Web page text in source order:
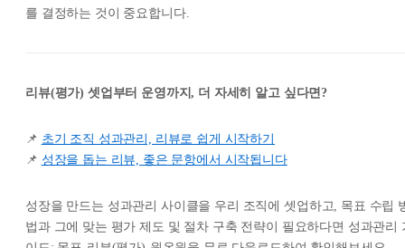
를 결정하는 것이 중요합니다.
리뷰(평가) 셋업부터 운영까지, 더 자세히 알고 싶다면?
📌 초기 조직 성과관리, 리뷰로 쉽게 시작하기
📌 성장을 돕는 리뷰, 좋은 문항에서 시작됩니다
성장을 만드는 성과관리 사이클을 우리 조직에 셋업하고, 목표 수립
법과 그에 맞는 평가 제도 및 절차 구축 전략이 필요하다면 성과관리